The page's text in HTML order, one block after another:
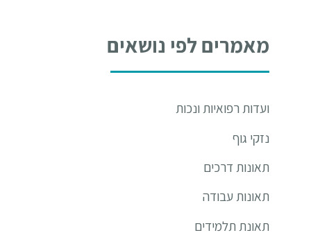
מאמרים לפי נושאים
ועדות רפואיות ונכות
נזקי גוף
תאונות דרכים
תאונות עבודה
תאונת תלמידים